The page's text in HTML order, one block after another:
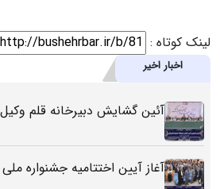
لینک کوتاه :
اخبار اخیر
آئین گشایش دبیرخانه قلم وکیل
آغاز آیین اختتامیه جشنواره